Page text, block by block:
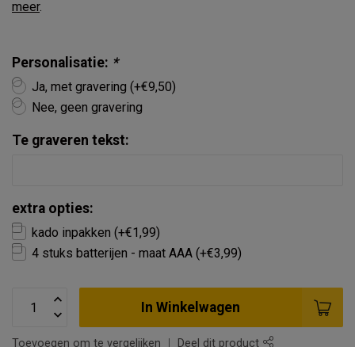
meer.
Personalisatie: *
Ja, met gravering (+€9,50)
Nee, geen gravering
Te graveren tekst:
extra opties:
kado inpakken (+€1,99)
4 stuks batterijen - maat AAA (+€3,99)
In Winkelwagen
Toevoegen om te vergelijken Deel dit product